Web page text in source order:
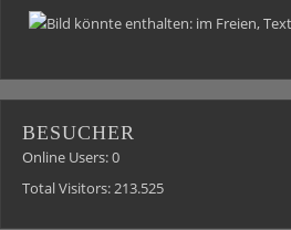
BESUCHER
Online Users:0
Total Visitors:213.525